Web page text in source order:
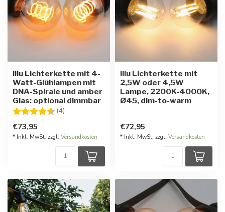
Illu Lichterkette mit 4-
Watt-Glühlampen mit
DNA-Spirale und amber
Glas: optional dimmbar
Bewertung:
(4)
€73,95
* Inkl. MwSt. zzgl. Versandkosten
Illu Lichterkette mit
2,5W oder 4,5W
Lampe, 2200K-4000K,
Ø45, dim-to-warm
€72,95
* Inkl. MwSt. zzgl. Versandkosten